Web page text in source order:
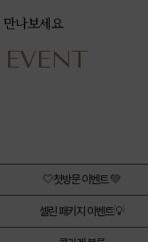
나보세요
EVENT
🤍첫방문 이벤트 💚
셀린 패키지 이벤트💡